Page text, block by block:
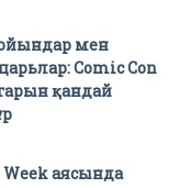
мен
Comic Con
қандай
Week аясында